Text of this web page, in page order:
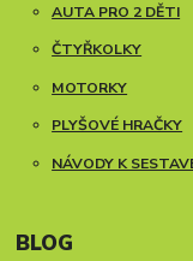
AUTA PRO 2 DĚTI
ČTYŘKOLKY
MOTORKY
PLYŠOVÉ HRAČKY
NÁVODY K
BLOG